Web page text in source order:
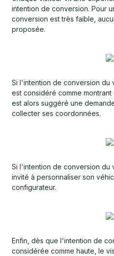
intention de conversion. Pour
conversion est très faible,
proposée.
Si l'intention de conversion du
est considéré comme montrant
est alors suggéré une
collecter ses coordonnées.
Si l'intention de conversion du
invité à personnaliser son
configurateur.
Enfin, dès que l'intention de
considérée comme haute, le